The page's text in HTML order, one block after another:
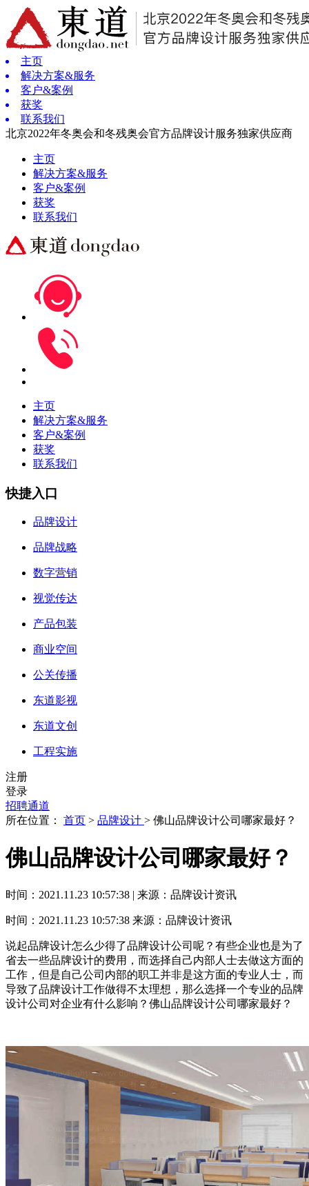
主页
解决方案&服务
客户&案例
获奖
联系我们
北京2022年冬奥会和冬残奥会官方品牌设计服务独家供应商
主页
解决方案&服务
客户&案例
获奖
联系我们
主页
解决方案&服务
客户&案例
获奖
联系我们
快捷入口
品牌设计
品牌战略
数字营销
视觉传达
产品包装
商业空间
公关传播
东道影视
东道文创
工程实施
注册
登录
招聘通道
所在位置： 首页 > 品牌设计 > 佛山品牌设计公司哪家最好？
佛山品牌设计公司哪家最好？
时间：2021.11.23 10:57:38 | 来源：品牌设计资讯
时间：2021.11.23 10:57:38 来源：品牌设计资讯
说起品牌设计怎么少得了品牌设计公司呢？有些企业也是为了
省去一些品牌设计的费用，而选择自己内部人士去做这方面的
工作，但是自己公司内部的职工并非是这方面的专业人士，而
导致了品牌设计工作做得不太理想，那么选择一个专业的品牌
设计公司对企业有什么影响？佛山品牌设计公司哪家最好？